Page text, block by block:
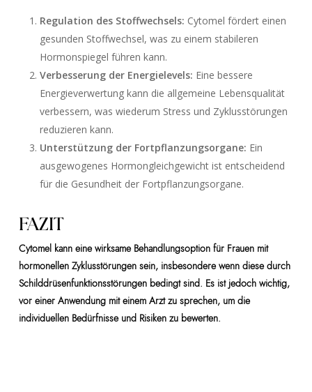
Regulation des Stoffwechsels: Cytomel fördert einen
gesunden Stoffwechsel, was zu einem stabileren
Hormonspiegel führen kann.
Verbesserung der Energielevels: Eine bessere
Energieverwertung kann die allgemeine Lebensqualität
verbessern, was wiederum Stress und Zyklusstörungen
reduzieren kann.
Unterstützung der Fortpflanzungsorgane: Ein
ausgewogenes Hormongleichgewicht ist entscheidend
für die Gesundheit der Fortpflanzungsorgane.
FAZIT
Cytomel kann eine wirksame Behandlungsoption für Frauen mit
hormonellen Zyklusstörungen sein, insbesondere wenn diese durch
Schilddrüsenfunktionsstörungen bedingt sind. Es ist jedoch wichtig,
vor einer Anwendung mit einem Arzt zu sprechen, um die
individuellen Bedürfnisse und Risiken zu bewerten.